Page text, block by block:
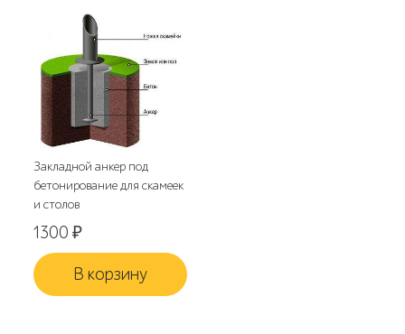
Закладной анкер под
бетонирование для скамеек
и столов
1300₽
В корзину